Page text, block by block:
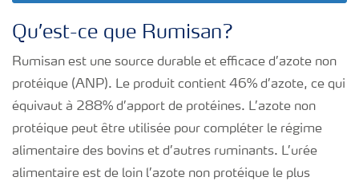
Qu’est-ce que Rumisan?
Rumisan est une source durable et efficace d’azote non
protéique (ANP). Le produit contient 46% d’azote, ce qui
équivaut à 288% d’apport de protéines. L’azote non
protéique peut être utilisée pour compléter le régime
alimentaire des bovins et d’autres ruminants. L’urée
alimentaire est de loin l’azote non protéique le plus